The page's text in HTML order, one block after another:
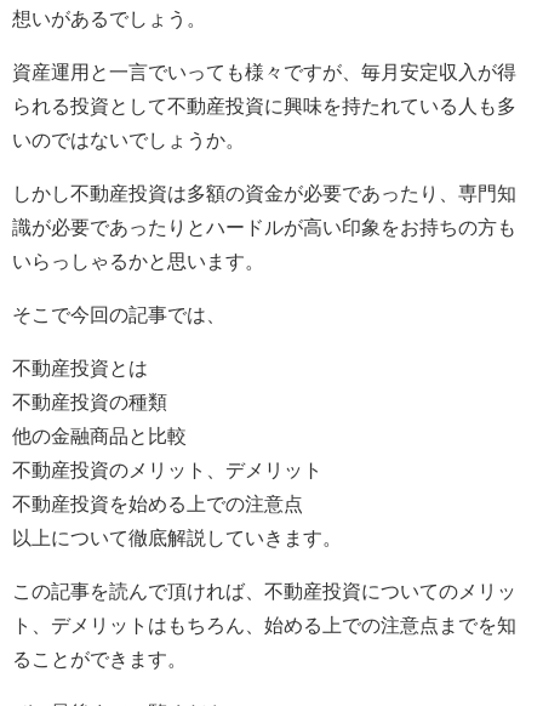
想いがあるでしょう。
資産運用と一言でいっても様々ですが、毎月安定収入が得
られる投資として不動産投資に興味を持たれている人も多
いのではないでしょうか。
しかし不動産投資は多額の資金が必要であったり、専門知
識が必要であったりとハードルが高い印象をお持ちの方も
いらっしゃるかと思います。
そこで今回の記事では、
不動産投資とは
不動産投資の種類
他の金融商品と比較
不動産投資のメリット、デメリット
不動産投資を始める上での注意点
以上について徹底解説していきます。
この記事を読んで頂ければ、不動産投資についてのメリッ
ト、デメリットはもちろん、始める上での注意点までを知
ることができます。